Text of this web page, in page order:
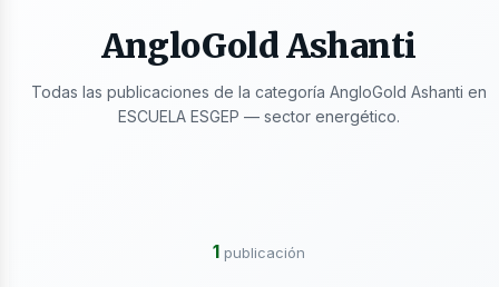
AngloGold Ashanti
Todas las publicaciones de la categoría AngloGold Ashanti en
ESCUELA ESGEP — sector energético.
1 publicación